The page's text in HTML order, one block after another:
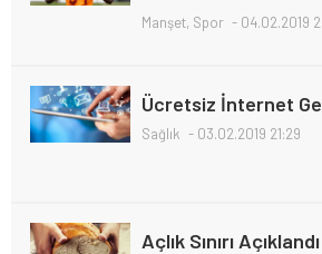
Manşet, Spor 04.02.2019
Ücretsiz İnternet
Sağlık 03.02.2019 21:29
Açlık Sınırı Açıklandı